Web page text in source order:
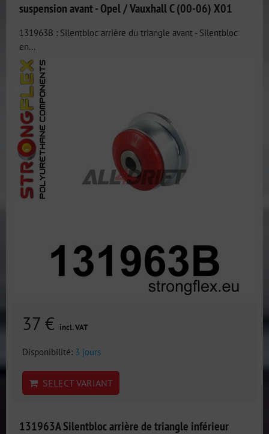
suspension avant - Opel / Vauxhall C (00-06) X01
131963B : Silentbloc arrière du triangle avant - Silentbloc
en...
37 € incl. VAT
Disponibilité: 3 jours
SELECT VARIANT
131963A Silentbloc arrière de triangle inférieur